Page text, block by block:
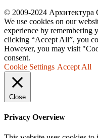
© 2009-2024 Архитектура
We use cookies on our
experience by remembering
clicking “Accept All”, you
However, you may visit
consent.
Cookie Settings Accept All
Close
Privacy Overview